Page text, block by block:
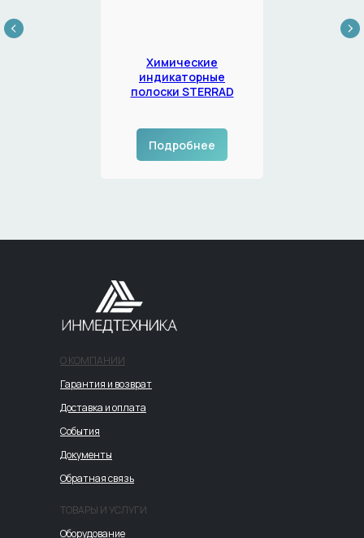
Химические
индикаторные
полоски STERRAD
Подробнее
О КОМПАНИИ
ТОВАРЫ И УСЛУГИ
Гарантия и возврат
Доставка и оплата
Оборудование
События
Документы
Обратная связь